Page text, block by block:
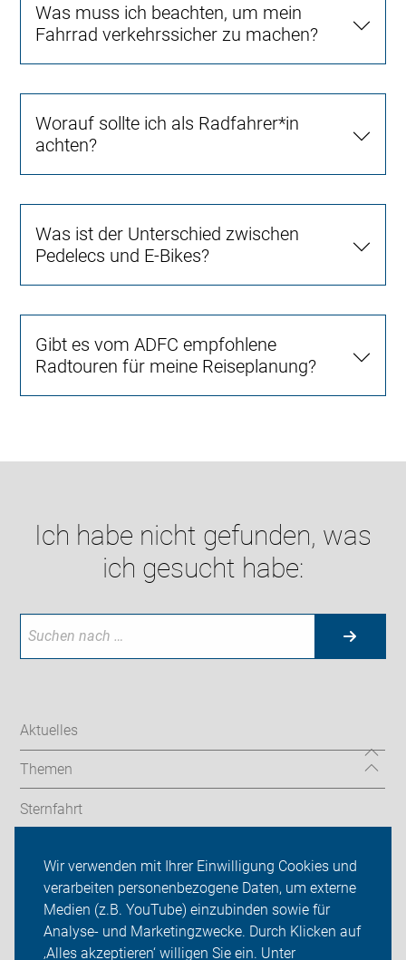
Wir verwenden mit Ihrer Einwilligung Cookies und
verarbeiten personenbezogene Daten, um externe
Medien (z.B. YouTube) einzubinden sowie für
Analyse- und Marketingzwecke. Durch Klicken auf
‚Alles akzeptieren‘ willigen Sie ein. Unter
Was muss ich beachten, um mein
Fahrrad verkehrssicher zu machen?
Worauf sollte ich als Radfahrer*in
achten?
Was ist der Unterschied zwischen
Pedelecs und E-Bikes?
Gibt es vom ADFC empfohlene
Radtouren für meine Reiseplanung?
Ich habe nicht gefunden, was
ich gesucht habe:
Aktuelles
Themen
Sternfahrt
ADFC Berlin
Sei dabei